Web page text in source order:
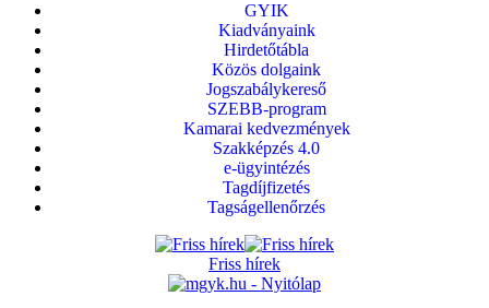
GYIK
Kiadványaink
Hirdetőtábla
Közös dolgaink
Jogszabálykereső
SZEBB-program
Kamarai kedvezmények
Szakképzés 4.0
e-ügyintézés
Tagdíjfizetés
Tagságellenőrzés
Friss hírek